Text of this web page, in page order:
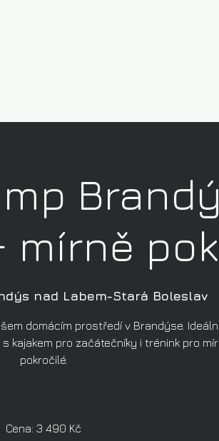
mírně
nad Labem-Stará Boleslav
domácím prostředí v Brandýse.
kajakem pro začátečníky i trénink pro
pokročilé.
Cena: 3 490 Kč